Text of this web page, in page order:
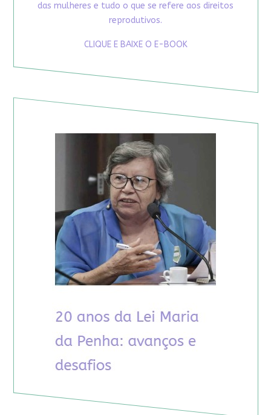
das mulheres e tudo o que se refere aos direitos
reprodutivos.
CLIQUE E BAIXE O E-BOOK